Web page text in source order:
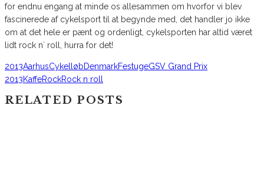
for endnu engang at minde os allesammen om hvorfor vi blev
fascinerede af cykelsport til at begynde med, det handler jo ikke
om at det hele er pænt og ordenligt, cykelsporten har altid været
lidt rock n´ roll, hurra for det!
2013AarhusCykelløbDenmarkFestugeGSV Grand Prix
2013KaffeRockRock n roll
RELATED POSTS